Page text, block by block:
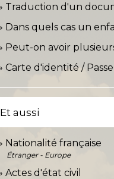
Traduction d'un
Dans quels cas un
Peut-on avoir
Carte d'identité /
Et aussi
Nationalité française
Étranger - Europe
Actes d'état civil